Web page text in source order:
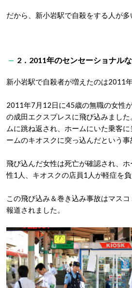
だから、新小岩駅で自殺をする人が多
2．2011年のセンセーショナル
新小岩駅で自殺者が増えたのは2011
2011年7月12日に45歳の無職の女性
の成田エクスプレスに飛び込みまし
ムに跳ね返され、ホームにいた乗客
ームのキオスクに突っ込んだという事
飛び込んだ女性は死亡が確認され、
性1人、キオスクの店員1人が軽症を負
この飛び込み＆巻き込み事故はマス
報道されました。